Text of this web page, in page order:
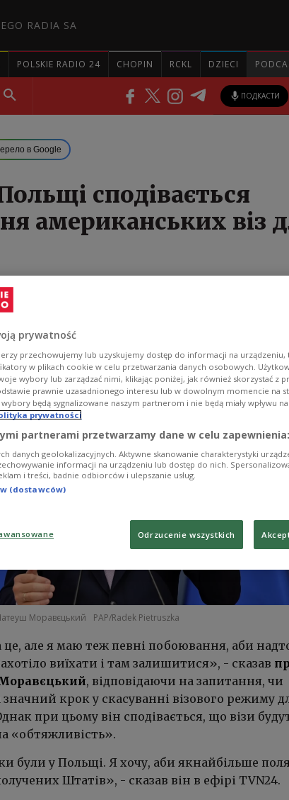
RADIA SA
POLSKIE RADIO 24 CHOPIN RCKL DZIECI
ПОДКАСТИ
в Google
сподівається
американських віз
що під час свого візиту до Польщі
початок скасування візового режиму
Моравєцький PAP/Radek Pietruszka
це, але я маю теж певні побоювання, аби
виїхати і там залишитися», - сказав
, відповідаючи на запитання, чи
значний крок у скасуванні візового режиму
при цьому він сподівається, що візи
«обтяжливість».
були у Польщі. Я хочу, аби якнайбільше
Штатів», - сказав він в ефірі TVN24.
prywatność
przechowujemy lub uzyskujemy dostęp do informacji na urządzeniu,
w plikach cookie w celu przetwarzania danych osobowych.
wybory lub zarządzać nimi, klikając poniżej, jak również skorzystać z
prawnie uzasadnionego interesu lub w dowolnym momencie na
będą sygnalizowane naszym partnerom i nie będą miały wpływu
prywatności
partnerami przetwarzamy dane w celu zapewnienia:
danych geolokalizacyjnych. Aktywne skanowanie charakterystyki
informacji na urządzeniu lub dostęp do nich.
i treści, badnie odbiorców i ulepszanie usług.
(dostawców)
Odrzucenie wszystkich